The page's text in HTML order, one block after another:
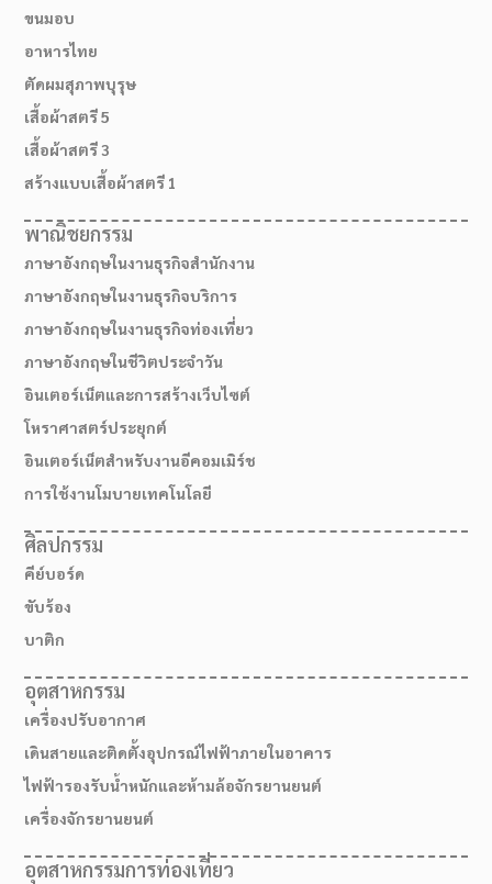
02-514-1840
สมัครเรียน
ขนมอบ
อาหารไทย
ตัดผมสุภาพบุรุษ
เสื้อผ้าสตรี 5
เสื้อผ้าสตรี 3
สร้างแบบเสื้อผ้าสตรี 1
พาณิชยกรรม
ภาษาอังกฤษในงานธุรกิจสำนักงาน
ภาษาอังกฤษในงานธุรกิจบริการ
ภาษาอังกฤษในงานธุรกิจท่องเที่ยว
ภาษาอังกฤษในชีวิตประจำวัน
อินเตอร์เน็ตและการสร้างเว็บไซต์
โหราศาสตร์ประยุกต์
อินเตอร์เน็ตสำหรับงานอีคอมเมิร์ช
การใช้งานโมบายเทคโนโลยี
ศิลปกรรม
คีย์บอร์ด
ขับร้อง
บาติก
อุตสาหกรรม
เครื่องปรับอากาศ
เดินสายและติดตั้งอุปกรณ์ไฟฟ้าภายในอาคาร
ไฟฟ้ารองรับน้ำหนักและห้ามล้อจักรยานยนต์
เครื่องจักรยานยนต์
อุตสาหกรรมการท่องเที่ยว